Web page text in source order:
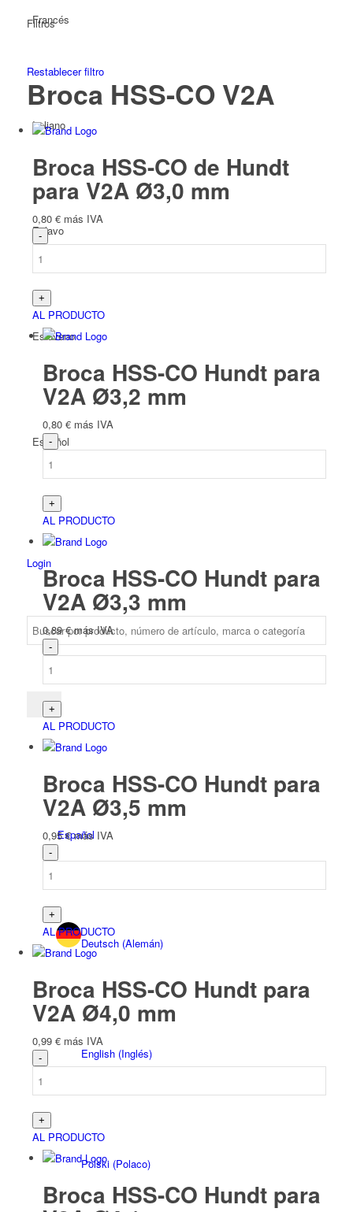
Francés
Italiano
Eslavo
Esloveno
Español
Login
Español
Deutsch(Alemán)
English(Inglés)
Polski(Polaco)
Filtros
Restablecer filtro
Broca HSS-CO V2A
Broca HSS-CO de Hundt
para V2A Ø3,0 mm
0,80 € más IVA
AL PRODUCTO
Broca HSS-CO Hundt para
V2A Ø3,2 mm
0,80 € más IVA
AL PRODUCTO
Broca HSS-CO Hundt para
V2A Ø3,3 mm
0,89€ más IVA
AL PRODUCTO
Broca HSS-CO Hundt para
V2A Ø3,5 mm
0,95€ más IVA
AL PRODUCTO
Broca HSS-CO Hundt para
V2A Ø4,0 mm
0,99 € más IVA
AL PRODUCTO
Broca HSS-CO Hundt para